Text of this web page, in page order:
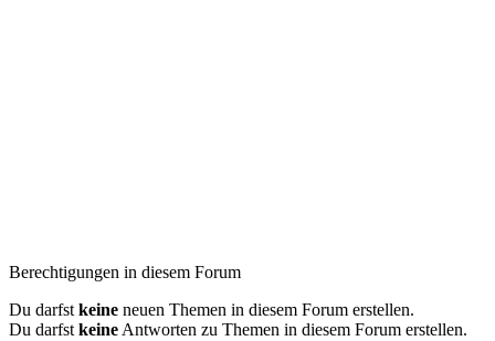
Berechtigungen in diesem Forum
Du darfst keine neuen Themen in diesem Forum erstellen.
Du darfst keine Antworten zu Themen in diesem Forum erstellen.